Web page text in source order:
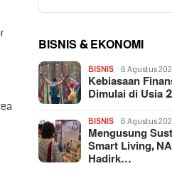
BISNIS & EKONOMI
BISNIS 6 Agustus
Kebiasaan
Dimulai di Usia
BISNIS 6 Agustus
Mengusung
Smart Living,
Hadirk…